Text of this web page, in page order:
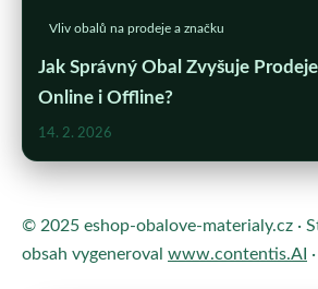
Vliv obalů na prodeje a značku
Jak Správný Obal Zvyšuje
Online i Offline?
14. 2. 2026
© 2025 eshop-obalove-materialy.cz ·
obsah vygeneroval www.contentis.AI ·